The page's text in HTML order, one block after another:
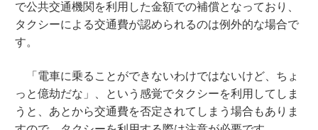
で公共交通機関を利用した金額での補償となっており、
タクシーによる交通費が認められるのは例外的な場合で
す。
「電車に乗ることができないわけではないけど、ちょ
っと億劫だな」、という感覚でタクシーを利用してしま
うと、あとから交通費を否定されてしまう場合もありま